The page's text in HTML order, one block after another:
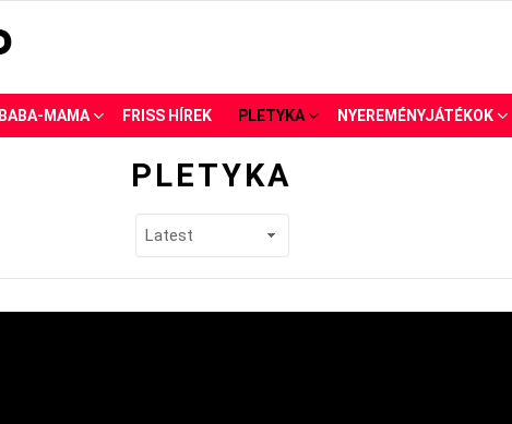
BABA-MAMA FRISS HÍREK PLETYKA NYEREMÉNYJÁTÉKOK
PLETYKA